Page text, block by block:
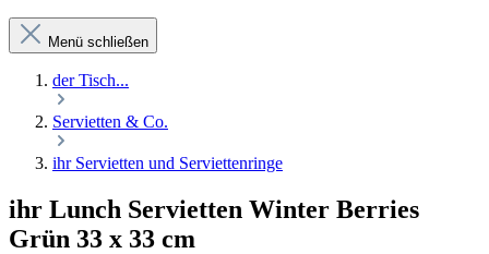
Menü schließen
der Tisch...
Servietten & Co.
ihr Servietten und Serviettenringe
ihr Lunch Servietten Winter Berries
Grün 33 x 33 cm